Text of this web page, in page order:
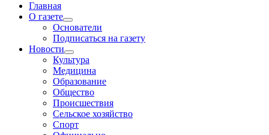
Главная
О газете
Основатели
Подписаться на газету
Новости
Культура
Медицина
Образование
Общество
Происшествия
Сельское хозяйство
Спорт